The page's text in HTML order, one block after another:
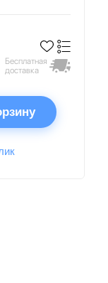
Бесплатная
доставка